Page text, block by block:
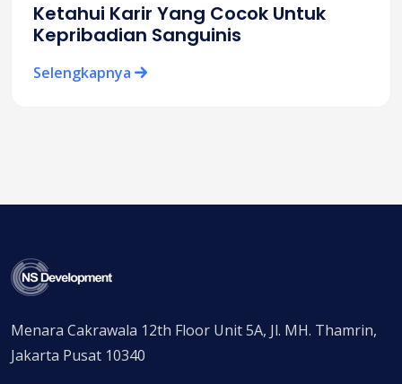
Ketahui Karir Yang Cocok Untuk
Kepribadian Sanguinis
Selengkapnya
Menara Cakrawala 12th Floor Unit 5A, Jl. MH. Thamrin,
Jakarta Pusat 10340